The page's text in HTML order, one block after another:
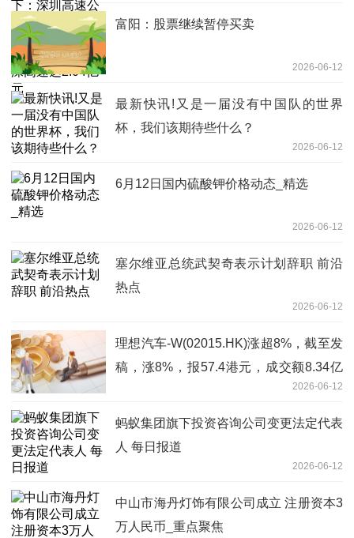
高速达2.04亿元
富阳：股票继续暂停买卖
2026-06-12
最新快讯!又是一届没有中国队的世界
杯，我们该期待些什么？
2026-06-12
6月12日国内硫酸钾价格动态_精选
2026-06-12
塞尔维亚总统武契奇表示计划辞职 前沿
热点
2026-06-12
理想汽车-W(02015.HK)涨超8%，截至发
稿，涨8%，报57.4港元，成交额8.34亿
2026-06-12
蚂蚁集团旗下投资咨询公司变更法定代表
人 每日报道
2026-06-12
中山市海丹灯饰有限公司成立 注册资本3
万人民币_重点聚焦